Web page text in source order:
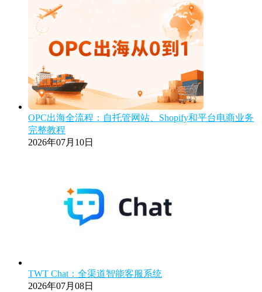
OPC出海全流程：自托管网站、Shopify和平台电商业务
完整教程
2026年07月10日
TWT Chat：全渠道智能客服系统
2026年07月08日